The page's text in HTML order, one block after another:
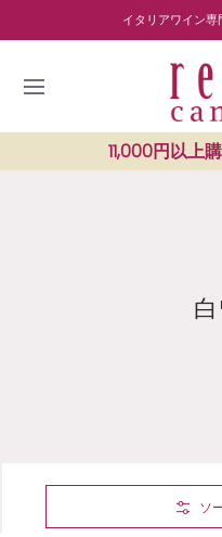
Skip to Main Content ワイナリ
イタリアワイン
11,000円以上
ソ